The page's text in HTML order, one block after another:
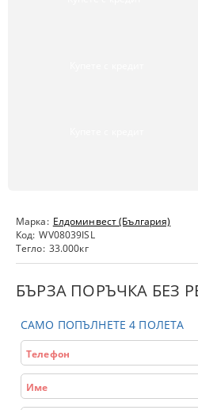
Марка: Елдоминвест (България)
Код: WV08039ISL
Тегло: 33.000кг
БЪРЗА ПОРЪЧКА БЕЗ
САМО ПОПЪЛНЕТЕ 4 ПОЛЕТА